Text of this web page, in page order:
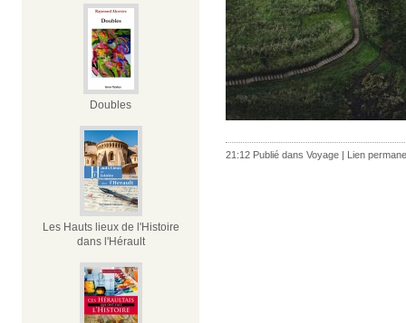
Doubles
Les Hauts lieux de l'Histoire
dans l'Hérault
21:12 Publié dans Voyage | Lien